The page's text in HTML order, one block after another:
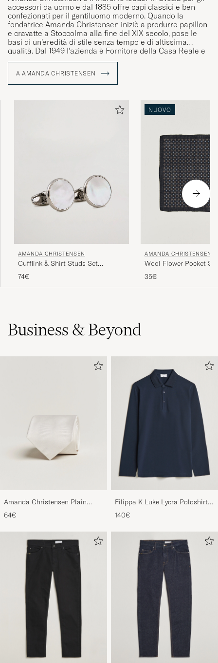
Seem to have good quality, but they are too
loose on the ankle. So they fall down because
they are not tighter.
Fin kvalitet och ”true to size”. Ingenting att
Bra sokker Gode i bruk. Ble bra i vask
BEATE A ACQUISTATO IL SU CAREOFCARL.NO
DAVID K ACQUISTATO IL SU CAREOFCARL.SE
accessori da uomo e dal 1885 offre capi classici e ben
confezionati per il gentiluomo moderno. Quando la
fondatrice Amanda Christensen iniziò a produrre papillon
e cravatte a Stoccolma alla fine del XIX secolo, pose le
basi di un’eredità di stile senza tempo e di altissima
qualità. Dal 1949 l’azienda è Fornitore della Casa Reale e
oggi propone cravatte, sciarpe, fazzoletti da taschino,
stile degli uomini consapevoli in tutto il mondo. Gran parte
della produzione avviene nella zona del Lago di Como, in
in generazione.
A AMANDA CHRISTENSEN
AMANDA CHRISTENSEN
Cufflink & Shirt Studs Set
White/Silver
74€
NUOVO
AMANDA CHRISTENSEN
Wool Flower Pocket
35€
Business & Beyond
Amanda Christensen Plain
Classic Tie 8 cm White
64€
Filippa K Luke Lycra Poloshirt
Navy
140€